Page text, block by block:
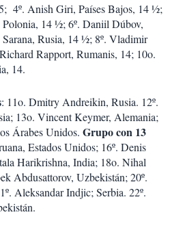
4º. Anish Giri, Países Bajos, 14 ½;
14 ½; 6º. Daniil Dúbov,
Rusia, 14 ½; 8º. Vladimir
Rapport, Rumanis, 14; 10o.
14.
: 11o. Dmitry Andreikin, Rusia. 12º.
13o. Vincent Keymer, Alemania;
Árabes Unidos. Grupo con 13
Estados Unidos; 16º. Denis
Harikrishna, India; 18o. Nihal
Abdusattorov, Uzbekistán; 20º.
Aleksandar Indjic; Serbia. 22º.